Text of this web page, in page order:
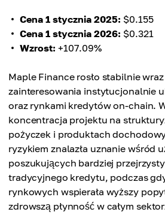
Cena 1 stycznia 2025: $0.155
Cena 1 stycznia 2026: $0.321
Wzrost: +107.09%
Maple Finance rosło stabilnie
zainteresowania instytucjonalnie
oraz rynkami kredytów on-chain.
koncentracja projektu na
pożyczek i produktach
ryzykiem znalazła uznanie wśród
poszukujących bardziej
tradycyjnego kredytu, podczas
rynkowych wspierała wyższy
zdrowszą płynność w całym